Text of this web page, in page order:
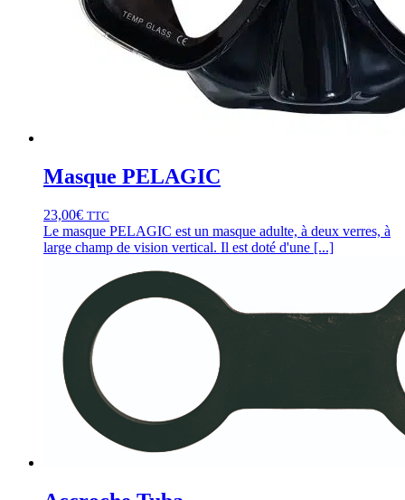
Masque PELAGIC
23,00€ TTC
Le masque PELAGIC est un masque adulte, à deux verres, à
large champ de vision vertical. Il est doté d'une [...]